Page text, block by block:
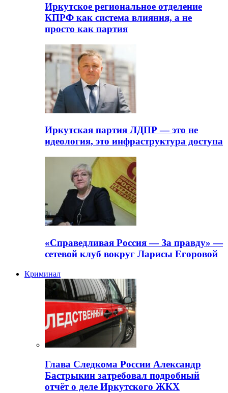
Иркутское региональное отделение
КПРФ как система влияния, а не
просто как партия
Иркутская партия ЛДПР — это не
идеология, это инфраструктура доступа
«Справедливая Россия — За правду» —
сетевой клуб вокруг Ларисы Егоровой
Криминал
Глава Следкома России Александр
Бастрыкин затребовал подробный
отчёт о деле Иркутского ЖКХ